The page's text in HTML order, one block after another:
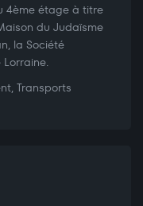
4ème étage à titre
du Judaïsme
la Société
Transports